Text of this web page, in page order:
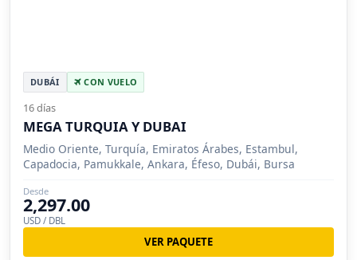
DUBÁI CON VUELO
16 días
MEGA TURQUIA Y DUBAI
Medio Oriente, Turquía, Emiratos Árabes, Estambul,
Capadocia, Pamukkale, Ankara, Éfeso, Dubái, Bursa
Desde
2,297.00
USD / DBL
VER PAQUETE